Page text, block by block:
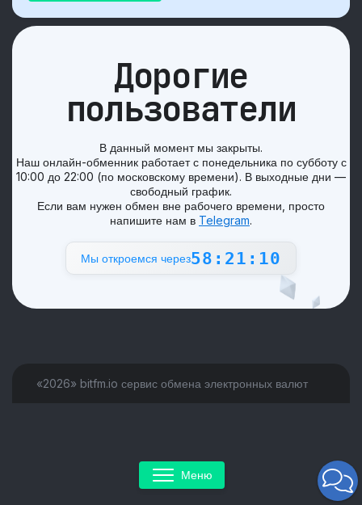
Дорогие
пользователи
В данный момент мы закрыты.
Наш онлайн-обменник работает с понедельника по субботу с
10:00 до 22:00 (по московскому времени). В выходные дни —
свободный график.
Если вам нужен обмен вне рабочего времени, просто
напишите нам в Telegram.
Мы откроемся через58:21:10
«2026» bitfm.io сервис обмена электронных валют
Меню